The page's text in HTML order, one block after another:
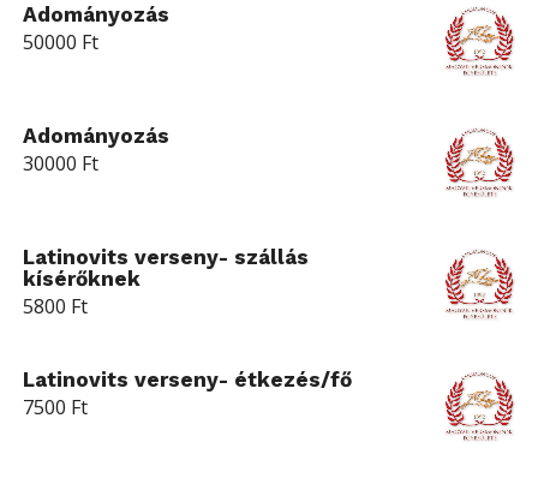
Adományozás
50000 Ft
Adományozás
30000 Ft
Latinovits verseny- szállás
kísérőknek
5800 Ft
Latinovits verseny- étkezés/fő
7500 Ft